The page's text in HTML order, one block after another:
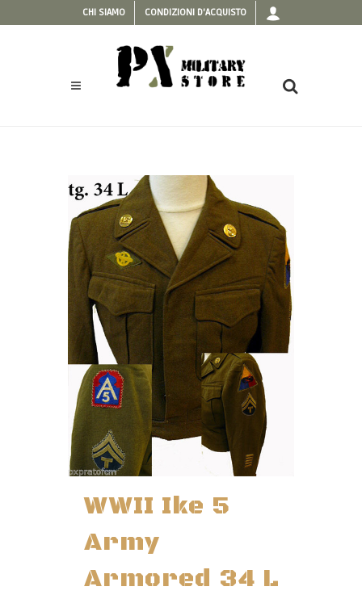
CHI SIAMO CONDIZIONI D'ACQUISTO
WWII Ike 5
Army
Armored 34 L